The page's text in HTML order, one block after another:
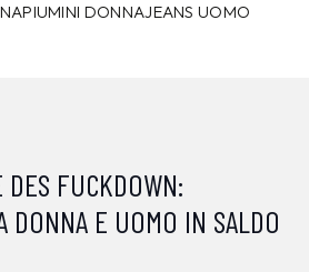
PIUMINI DONNAJEANS UOMO
FUCKDOWN:
DONNA E UOMO IN SALDO